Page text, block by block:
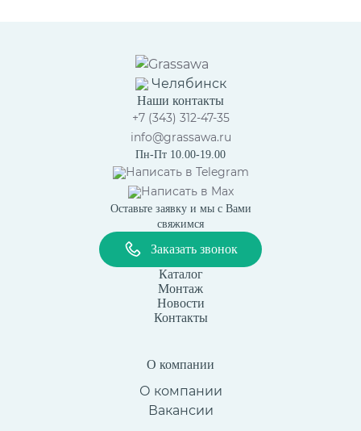
Челябинск
Наши контакты
+7 (343) 312-47-35
info@grassawa.ru
Пн-Пт 10.00-19.00
Написать в Telegram
Написать в Max
Оставьте заявку и мы с Вами
свяжимся
Заказать звонок
Каталог
Монтаж
Новости
Контакты
О компании
О компании
Вакансии